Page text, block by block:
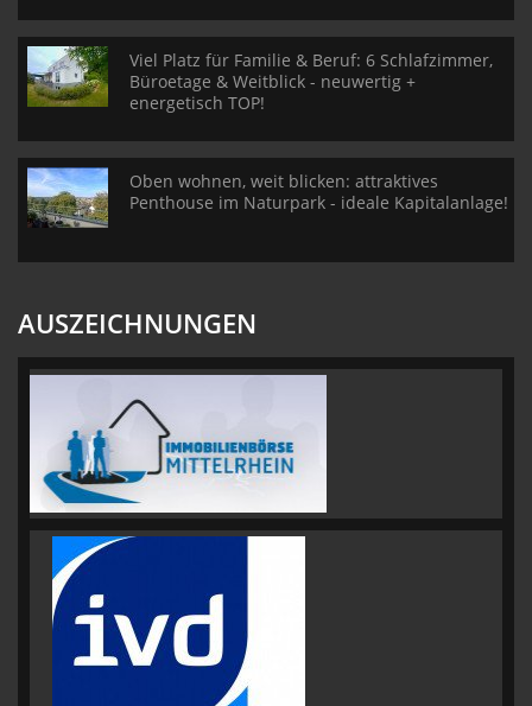
Viel Platz für Familie & Beruf: 6 Schlafzimmer,
Büroetage & Weitblick - neuwertig +
energetisch TOP!
Oben wohnen, weit blicken: attraktives
Penthouse im Naturpark - ideale Kapitalanlage!
AUSZEICHNUNGEN